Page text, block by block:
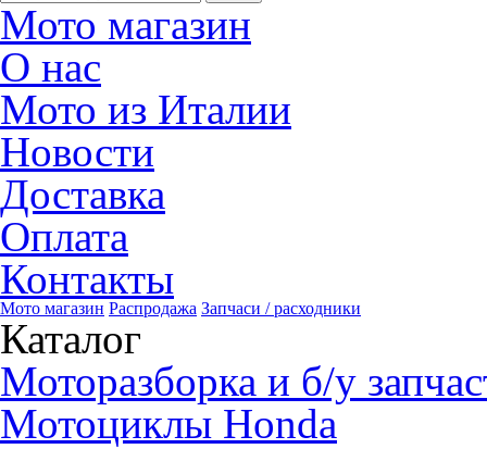
Мото магазин
О нас
Мото из Италии
Новости
Доставка
Оплата
Контакты
Мото магазин Распродажа Запчаси / расходники
Каталог
Моторазборка и б/у
Мотоциклы Honda